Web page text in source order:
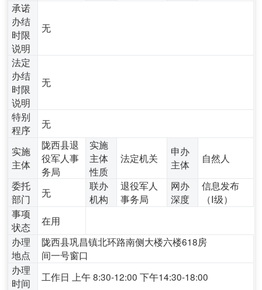
承诺
办结
时限
说明
无
法定
办结
时限
说明
无
特别
程序
无
实施
主体
陇西县退
役军人事
务局
实施
主体
性质
法定机关
申办
主体
自然人
委托
部门
无
联办
机构
退役军人
事务局
网办
深度
信息发布
（Ⅰ级）
事项
状态
在用
办理
地点
陇西县巩昌镇北环路南侧大楼六楼618房
间一号窗口
办理
时间
工作日 上午 8:30-12:00 下午14:30-18:00